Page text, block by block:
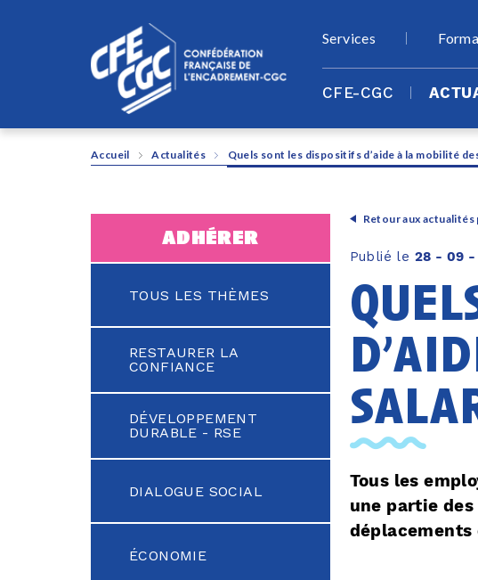
CFE-CGC
Services
Accueil Actualités Quels sont les dispositifs d’aide à la mobilité
adhérer
TOUS LES THÈMES
RESTAURER LA
CONFIANCE
DÉVELOPPEMENT
DURABLE - RSE
DIALOGUE SOCIAL
ÉCONOMIE
Retour aux
Publié le 28 - 09 -
Tous les
une partie